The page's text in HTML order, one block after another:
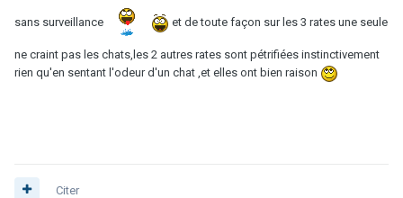
sans surveillance et de toute façon sur les 3 rates une seule
ne craint pas les chats,les 2 autres rates sont pétrifiées instinctivement
rien qu'en sentant l'odeur d'un chat ,et elles ont bien raison
Citer